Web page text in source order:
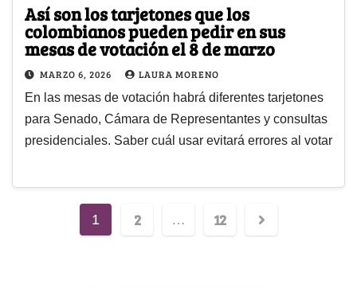
Así son los tarjetones que los
colombianos pueden pedir en sus
mesas de votación el 8 de marzo
MARZO 6, 2026 LAURA MORENO
En las mesas de votación habrá diferentes tarjetones
para Senado, Cámara de Representantes y consultas
presidenciales. Saber cuál usar evitará errores al votar
1 2 … 12